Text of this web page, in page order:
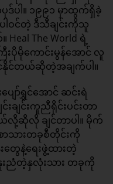
ပါ။ ၁၉၉၁ မှာထွက်ရှိခဲ့
ါဝင်တဲ့ ဒီသီချင်းကိုသူ
The World ရဲ့
းပိုမိုကောင်းမွန်အောင် လူ
င်တယ်ဆိုတဲ့အချက်ပါ။
ပျော်ရွှင်အောင် ဆင်းရဲ
ချင်းကူညီရိုင်းပင်းတာ
ဆိုလို ချင်တာပါ။ မိုက်
သားတခုစီတိုင်းကို
ေနဲ့ရေးဖွဲ့ထားတဲ့
းညံတဲ့နှလုံးသား တခုကို